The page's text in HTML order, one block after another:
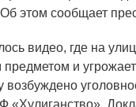
этом сообщает
видео, где на
предметом и
возбуждено